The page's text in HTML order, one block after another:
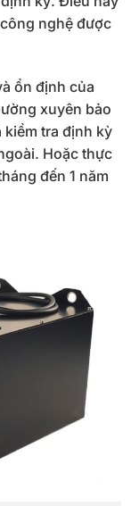
nghệ được
ổn định của
xuyên bảo
kiểm tra định kỳ
Hoặc thực
đến 1 năm